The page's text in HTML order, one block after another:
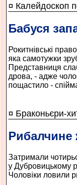
¤ Калейдоскоп
Бабуся
Рокитнівські
яка самотужки
Представниця
дрова, - адже
пощастило -
¤ Браконьєри-
Рибалчине
Затримали
у Дубровицькому
Чоловіки ловили